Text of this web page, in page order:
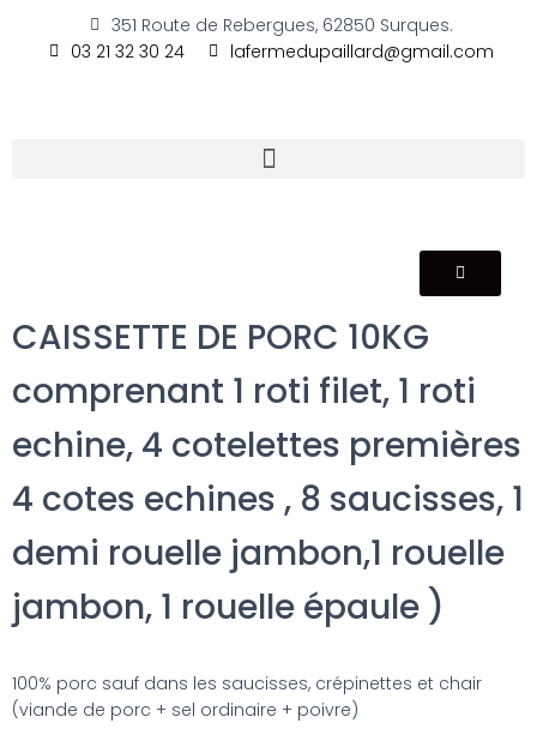
351 Route de Rebergues, 62850 Surques.
03 21 32 30 24
lafermedupaillard@gmail.com
CAISSETTE DE PORC 10KG
comprenant 1 roti filet, 1 roti
echine, 4 cotelettes premières
4 cotes echines , 8 saucisses, 1
demi rouelle jambon,1 rouelle
jambon, 1 rouelle épaule )
100% porc sauf dans les saucisses, crépinettes et chair
(viande de porc + sel ordinaire + poivre)